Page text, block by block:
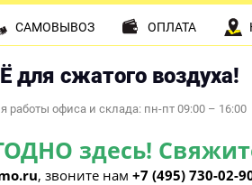
для сжатого воздуха!
работы офиса и склада: пн-пт 09:00 – 16:00
здесь!
, звоните нам +7 (495) 730-02-
САМОВЫВОЗ ОПЛАТА